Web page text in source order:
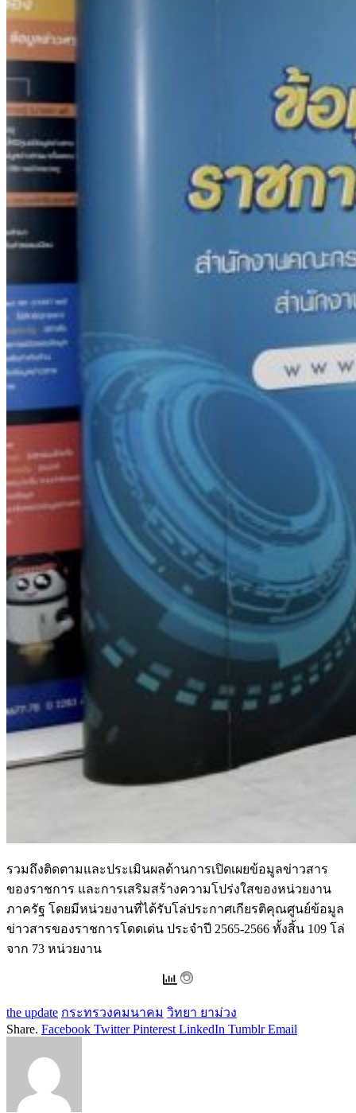
รวมถึงติดตามและประเมินผลด้านการเปิดเผยข้อมูลข่าวสาร
ของราชการ และการเสริมสร้างความโปร่งใสของหน่วยงาน
ภาครัฐ โดยมีหน่วยงานที่ได้รับโล่ประกาศเกียรติคุณศูนย์ข้อมูล
ข่าวสารของราชการโดดเด่น ประจำปี 2565-2566 ทั้งสิ้น 109 โล่
จาก 73 หน่วยงาน
the update กระทรวงคมนาคม วิทยา ยาม่วง
Share. Facebook Twitter Pinterest LinkedIn Tumblr Email